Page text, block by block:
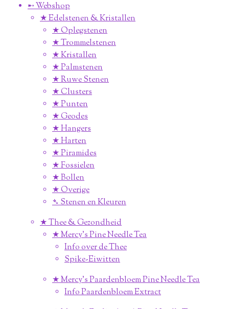
➸ Webshop
★ Edelstenen & Kristallen
★ Oplegstenen
★ Trommelstenen
★ Kristallen
★ Palmstenen
★ Ruwe Stenen
★ Clusters
★ Punten
★ Geodes
★ Hangers
★ Harten
★ Piramides
★ Fossielen
★ Bollen
★ Overige
➴ Stenen en Kleuren
★ Thee & Gezondheid
★ Mercy's Pine Needle Tea
Info over de Thee
Spike-Eiwitten
★ Mercy's Paardenbloem Pine Needle Tea
Info Paardenbloem Extract